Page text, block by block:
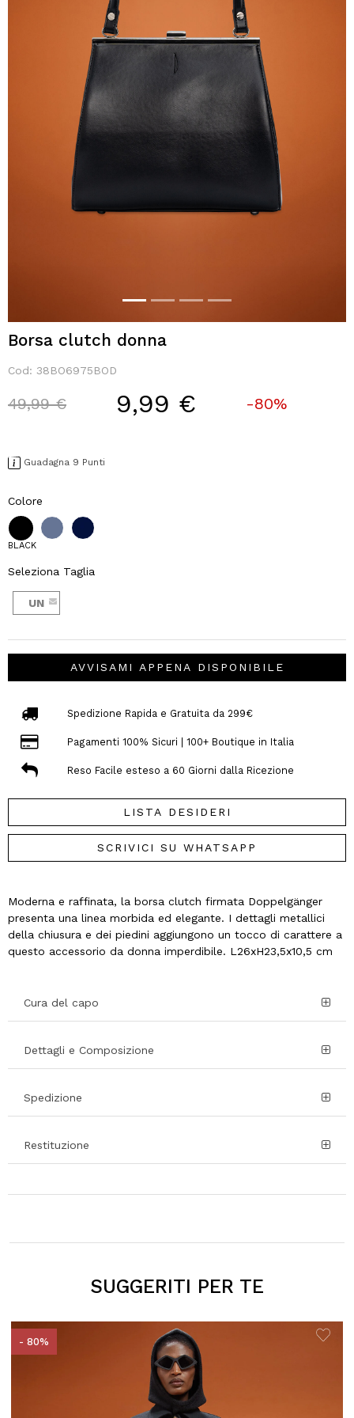
Borsa clutch donna
Cod: 38BO6975BOD
Price reduced from
49,99 €to 9,99 € -80%
Guadagna 9 Punti
Colore
BLACK
Seleziona Taglia
UN
AVVISAMI APPENA DISPONIBILE
Spedizione Rapida e Gratuita da 299€
Pagamenti 100% Sicuri | 100+ Boutique in Italia
Reso Facile esteso a 60 Giorni dalla Ricezione
LISTA DESIDERI
SCRIVICI SU WHATSAPP
Moderna e raffinata, la borsa clutch firmata Doppelgänger
presenta una linea morbida ed elegante. I dettagli metallici
della chiusura e dei piedini aggiungono un tocco di carattere a
questo accessorio da donna imperdibile. L26xH23,5x10,5 cm
Cura del capo
Dettagli e Composizione
Spedizione
Restituzione
SUGGERITI PER TE
- 80%